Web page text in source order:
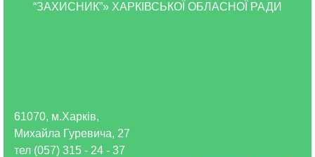
“ЗАХИСНИК”» ХАРКІВСЬКОЇ ОБЛАСНОЇ РАДИ
61070, м.Харків,
Михайла Гуревича, 27
тел (057) 315 - 24 - 37